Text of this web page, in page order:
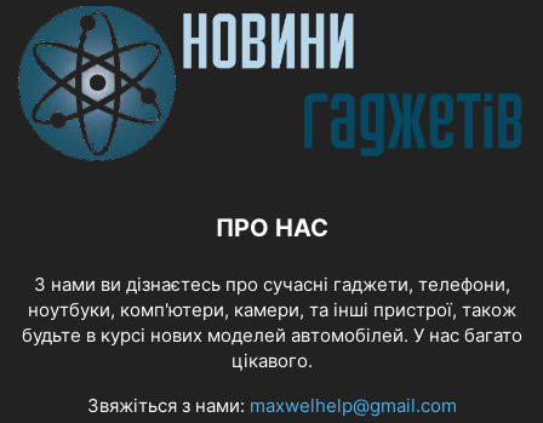
ПРО НАС
З нами ви дізнаєтесь про сучасні гаджети, телефони,
ноутбуки, комп'ютери, камери, та інші пристрої, також
будьте в курсі нових моделей автомобілей. У нас багато
цікавого.
Звяжіться з нами: maxwelhelp@gmail.com